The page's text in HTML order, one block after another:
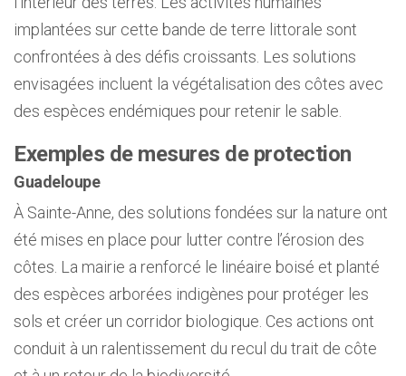
implantées sur cette bande de terre littorale sont
confrontées à des défis croissants. Les solutions
envisagées incluent la végétalisation des côtes avec
des espèces endémiques pour retenir le sable.
Exemples de mesures de protection
Guadeloupe
À Sainte-Anne, des solutions fondées sur la nature ont
été mises en place pour lutter contre l’érosion des
côtes. La mairie a renforcé le linéaire boisé et planté
des espèces arborées indigènes pour protéger les
sols et créer un corridor biologique. Ces actions ont
conduit à un ralentissement du recul du trait de côte